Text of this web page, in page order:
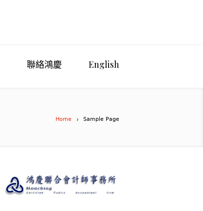
聯絡鴻慶 English
Home Sample Page